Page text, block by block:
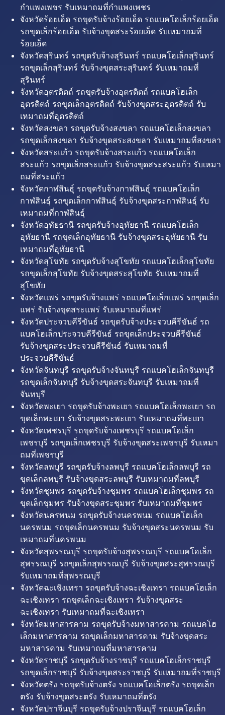
กำแพงเพชร รับเหมาถมที่กำแพงเพชร
จังหวัดร้อยเอ็ด รถขุดรับจ้างร้อยเอ็ด รถแบคโฮเล็กร้อยเอ็ด
รถขุดเล็กร้อยเอ็ด รับจ้างขุดสระร้อยเอ็ด รับเหมาถมที่
ร้อยเอ็ด
จังหวัดสุรินทร์ รถขุดรับจ้างสุรินทร์ รถแบคโฮเล็กสุรินทร์
รถขุดเล็กสุรินทร์ รับจ้างขุดสระสุรินทร์ รับเหมาถมที่
สุรินทร์
จังหวัดอุตรดิตถ์ รถขุดรับจ้างอุตรดิตถ์ รถแบคโฮเล็ก
อุตรดิตถ์ รถขุดเล็กอุตรดิตถ์ รับจ้างขุดสระอุตรดิตถ์ รับ
เหมาถมที่อุตรดิตถ์
จังหวัดสงขลา รถขุดรับจ้างสงขลา รถแบคโฮเล็กสงขลา
รถขุดเล็กสงขลา รับจ้างขุดสระสงขลา รับเหมาถมที่สงขลา
จังหวัดสระแก้ว รถขุดรับจ้างสระแก้ว รถแบคโฮเล็ก
สระแก้ว รถขุดเล็กสระแก้ว รับจ้างขุดสระสระแก้ว รับเหมา
ถมที่สระแก้ว
จังหวัดกาฬสินธุ์ รถขุดรับจ้างกาฬสินธุ์ รถแบคโฮเล็ก
กาฬสินธุ์ รถขุดเล็กกาฬสินธุ์ รับจ้างขุดสระกาฬสินธุ์ รับ
เหมาถมที่กาฬสินธุ์
จังหวัดอุทัยธานี รถขุดรับจ้างอุทัยธานี รถแบคโฮเล็ก
อุทัยธานี รถขุดเล็กอุทัยธานี รับจ้างขุดสระอุทัยธานี รับ
เหมาถมที่อุทัยธานี
จังหวัดสุโขทัย รถขุดรับจ้างสุโขทัย รถแบคโฮเล็กสุโขทัย
รถขุดเล็กสุโขทัย รับจ้างขุดสระสุโขทัย รับเหมาถมที่
สุโขทัย
จังหวัดแพร่ รถขุดรับจ้างแพร่ รถแบคโฮเล็กแพร่ รถขุดเล็ก
แพร่ รับจ้างขุดสระแพร่ รับเหมาถมที่แพร่
จังหวัดประจวบคีรีขันธ์ รถขุดรับจ้างประจวบคีรีขันธ์ รถ
แบคโฮเล็กประจวบคีรีขันธ์ รถขุดเล็กประจวบคีรีขันธ์
รับจ้างขุดสระประจวบคีรีขันธ์ รับเหมาถมที่
ประจวบคีรีขันธ์
จังหวัดจันทบุรี รถขุดรับจ้างจันทบุรี รถแบคโฮเล็กจันทบุรี
รถขุดเล็กจันทบุรี รับจ้างขุดสระจันทบุรี รับเหมาถมที่
จันทบุรี
จังหวัดพะเยา รถขุดรับจ้างพะเยา รถแบคโฮเล็กพะเยา รถ
ขุดเล็กพะเยา รับจ้างขุดสระพะเยา รับเหมาถมที่พะเยา
จังหวัดเพชรบุรี รถขุดรับจ้างเพชรบุรี รถแบคโฮเล็ก
เพชรบุรี รถขุดเล็กเพชรบุรี รับจ้างขุดสระเพชรบุรี รับเหมา
ถมที่เพชรบุรี
จังหวัดลพบุรี รถขุดรับจ้างลพบุรี รถแบคโฮเล็กลพบุรี รถ
ขุดเล็กลพบุรี รับจ้างขุดสระลพบุรี รับเหมาถมที่ลพบุรี
จังหวัดชุมพร รถขุดรับจ้างชุมพร รถแบคโฮเล็กชุมพร รถ
ขุดเล็กชุมพร รับจ้างขุดสระชุมพร รับเหมาถมที่ชุมพร
จังหวัดนครพนม รถขุดรับจ้างนครพนม รถแบคโฮเล็ก
นครพนม รถขุดเล็กนครพนม รับจ้างขุดสระนครพนม รับ
เหมาถมที่นครพนม
จังหวัดสุพรรณบุรี รถขุดรับจ้างสุพรรณบุรี รถแบคโฮเล็ก
สุพรรณบุรี รถขุดเล็กสุพรรณบุรี รับจ้างขุดสระสุพรรณบุรี
รับเหมาถมที่สุพรรณบุรี
จังหวัดฉะเชิงเทรา รถขุดรับจ้างฉะเชิงเทรา รถแบคโฮเล็ก
ฉะเชิงเทรา รถขุดเล็กฉะเชิงเทรา รับจ้างขุดสระ
ฉะเชิงเทรา รับเหมาถมที่ฉะเชิงเทรา
จังหวัดมหาสารคาม รถขุดรับจ้างมหาสารคาม รถแบคโฮ
เล็กมหาสารคาม รถขุดเล็กมหาสารคาม รับจ้างขุดสระ
มหาสารคาม รับเหมาถมที่มหาสารคาม
จังหวัดราชบุรี รถขุดรับจ้างราชบุรี รถแบคโฮเล็กราชบุรี
รถขุดเล็กราชบุรี รับจ้างขุดสระราชบุรี รับเหมาถมที่ราชบุรี
จังหวัดตรัง รถขุดรับจ้างตรัง รถแบคโฮเล็กตรัง รถขุดเล็ก
ตรัง รับจ้างขุดสระตรัง รับเหมาถมที่ตรัง
จังหวัดปราจีนบุรี รถขุดรับจ้างปราจีนบุรี รถแบคโฮเล็ก